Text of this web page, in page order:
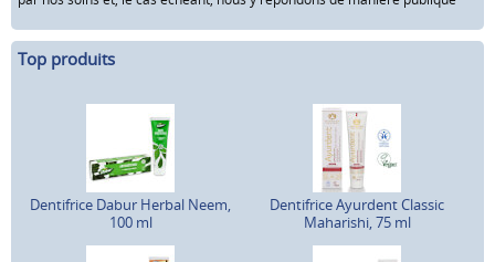
Top produits
Dentifrice Dabur Herbal Neem,
100 ml
Dentifrice Ayurdent Classic
Maharishi, 75 ml